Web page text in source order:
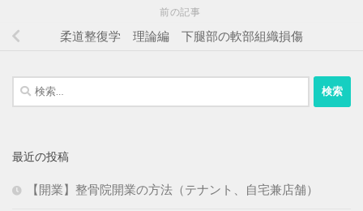
前の記事
柔道整復学 理論編 下腿部の軟部組織損傷
検
索:
最近の投稿
【開業】整骨院開業の方法（テナント、自宅兼店舗）